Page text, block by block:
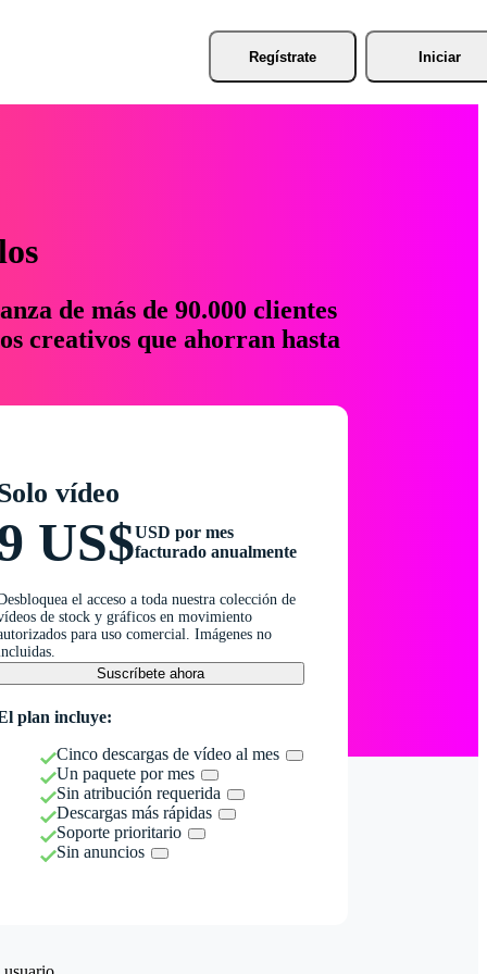
Regístrate Iniciar
de más de 90.000 clientes
creativos que ahorran hasta
vídeo
US$USD por mes
facturado anualmente
el acceso a toda nuestra colección de
de stock y gráficos en movimiento
para uso comercial. Imágenes no
Suscríbete ahora
plan incluye:
Cinco descargas de vídeo al mes
Un paquete por mes
Sin atribución requerida
Descargas más rápidas
Soporte prioritario
Sin anuncios